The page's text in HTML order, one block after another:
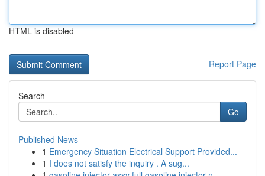
HTML is disabled
Report Page
Search
Go
Published News
1 Emergency Situation Electrical Support Provided...
1 I does not satisfy the inquiry . A sug...